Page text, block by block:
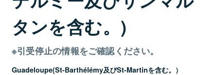
タンを含む。)
※引受停止の情報をご確認ください。
Guadeloupe(St-Barthélémy及びSt-Martinを含む。）